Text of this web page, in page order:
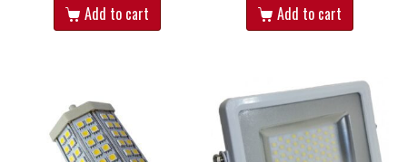
Add to cart Add to cart